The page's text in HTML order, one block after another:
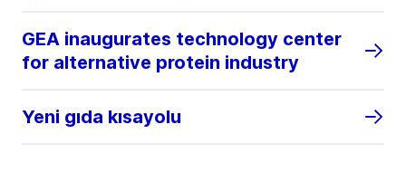
GEA inaugurates technology center
for alternative protein industry
Yeni gıda kısayolu